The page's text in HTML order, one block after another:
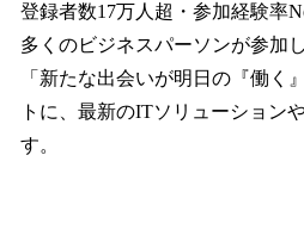
登録者数17万人超・参加経験率
多くのビジネスパーソンが参加
「新たな出会いが明日の『働く
トに、最新のITソリューション
す。